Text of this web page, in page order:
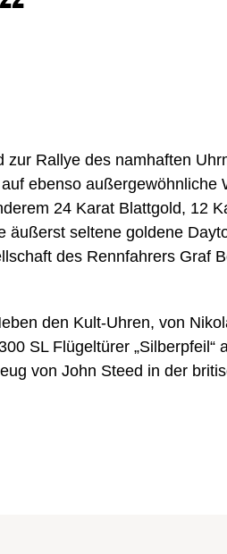
Rallye des namhaften
ebenso
24 Karat Blattgold, 12
seltene goldene
des Rennfahrers Graf
den Kult-Uhren, von
SL Flügeltürer
von John Steed in der